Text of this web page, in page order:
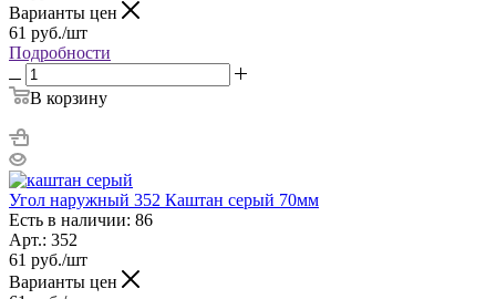
Варианты цен
61 руб./шт
Подробности
В корзину
Угол наружный 352 Каштан серый 70мм
Есть в наличии: 86
Арт.: 352
61 руб./шт
Варианты цен